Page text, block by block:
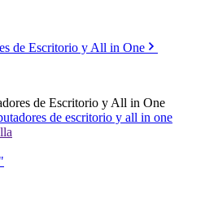
de Escritorio y All in One
de Escritorio y All in One
de escritorio y all in one